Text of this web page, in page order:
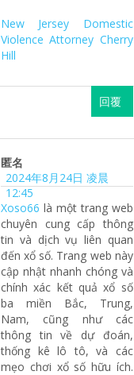
New Jersey Domestic
Violence Attorney Cherry
Hill
回覆
匿名
2024年8月24日 凌晨
12:45
Xoso66 là một trang web
chuyên cung cấp thông
tin và dịch vụ liên quan
đến xổ số. Trang web này
cập nhật nhanh chóng và
chính xác kết quả xổ số
ba miền Bắc, Trung,
Nam, cũng như các
thông tin về dự đoán,
thống kê lô tô, và các
mẹo chơi xổ số hữu ích.